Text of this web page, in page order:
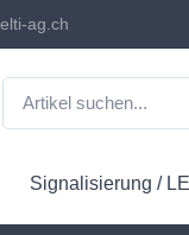
ag.ch
Signalisierung /